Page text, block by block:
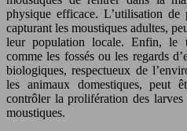
physique efficace. L’utilisation de
capturant les moustiques adultes,
leur population locale. Enfin, le
comme les fossés ou les regards
biologiques, respectueux de
les animaux domestiques, peut
contrôler la prolifération des
moustiques.